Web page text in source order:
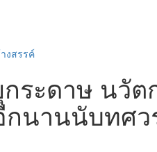
งสรรค์
ระดาษ นวั
นานนับทศว